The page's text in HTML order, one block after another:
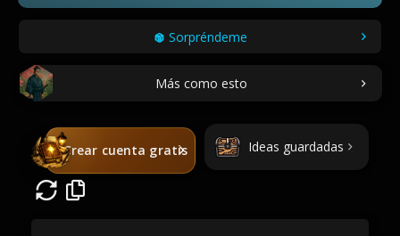
Sorpréndeme
Más como esto
Crear cuenta gratis Ideas guardadas